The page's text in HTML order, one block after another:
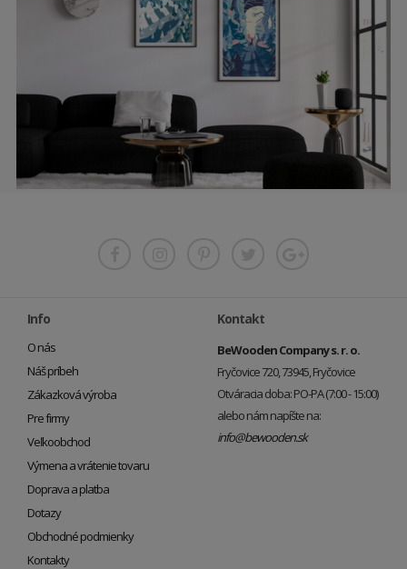
Info
O nás
Náš príbeh
Zákazková výroba
Pre firmy
Veľkoobchod
Výmena a vrátenie tovaru
Doprava a platba
Dotazy
Obchodné podmienky
Kontakty
Kontakt
BeWooden Company s. r. o.
Fryčovice 720, 73945, Fryčovice
Otváracia doba: PO-PA (7:00 - 15:00)
alebo nám napíšte na:
info@bewooden.sk